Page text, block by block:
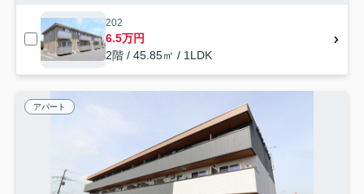
202
6.5万円
2階 / 45.85㎡ / 1LDK
アパート